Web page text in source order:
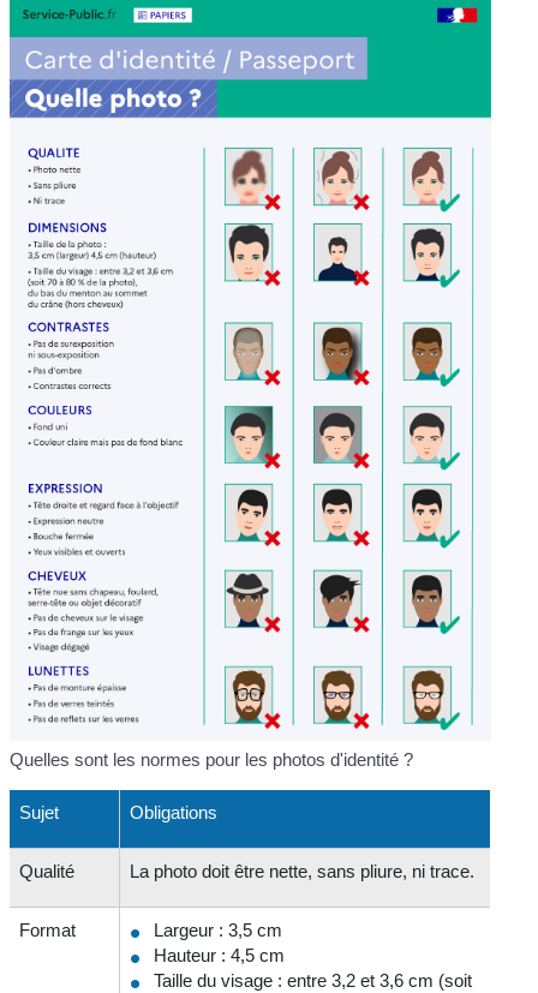
Quelles sont les normes pour les photos d'identité ?
Sujet Obligations
Qualité La photo doit être nette, sans pliure, ni trace.
Format
Largeur : 3,5 cm
Hauteur : 4,5 cm
Taille du visage : entre 3,2 et 3,6 cm (soit